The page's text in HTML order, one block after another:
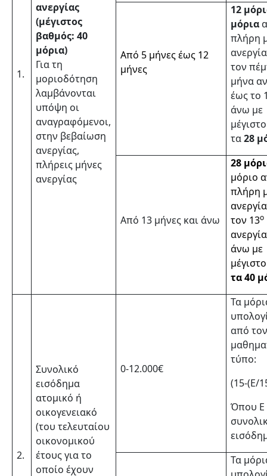
1.
ανεργίας
(μέγιστος
βαθμός: 40
μόρια)
Για τη
μοριοδότηση
λαμβάνονται
υπόψη οι
αναγραφόμενοι,
στην βεβαίωση
ανεργίας,
πλήρεις μήνες
ανεργίας
Από 5 μήνες έως 12
μήνες
12
μόρια
πλήρη
τον
μήνα
έως το
άνω με
τα28
Από 13 μήνες και άνω
28
μόριο
πλήρη
τον 13ο
άνω με
τα 40
2.
Συνολικό
εισόδημα
ατομικό ή
οικογενειακό
(του τελευταίου
οικονομικού
έτους για το
οποίο έχουν
0-12.000€
Τα
από
τύπο:
(15-(Ε/
Όπου Ε
Τα